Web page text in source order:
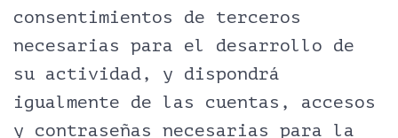
consentimientos de terceros
necesarias para el desarrollo de
su actividad, y dispondrá
igualmente de las cuentas, accesos
y contraseñas necesarias para la